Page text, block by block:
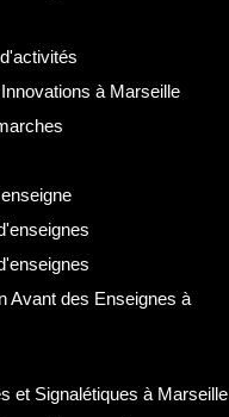
à Marseille
Avant des Enseignes à
et Signalétiques à Marseille